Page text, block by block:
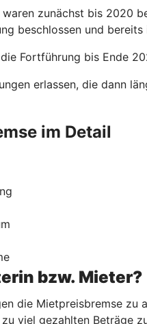
zunächst bis
beschlossen und bereits
Fortführung bis Ende
erlassen, die dann
im Detail
bzw. Mieter?
die Mietpreisbremse zu
viel gezahlten Beträge